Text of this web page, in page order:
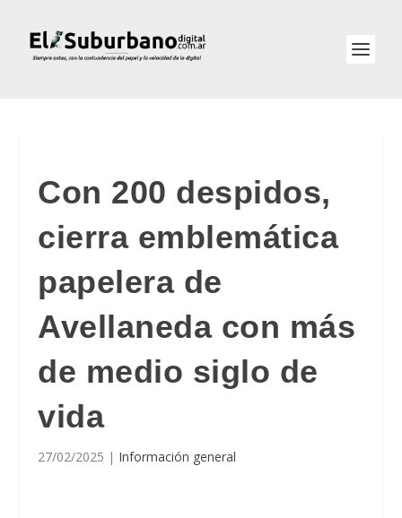
Con 200 despidos,
cierra emblemática
papelera de
Avellaneda con más
de medio siglo de
vida
27/02/2025 | Información general